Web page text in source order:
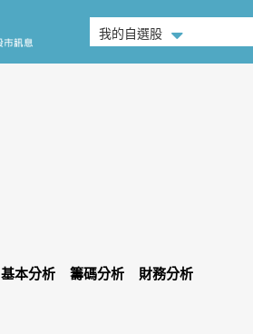
我的自選股
基本分析 籌碼分析 財務分析